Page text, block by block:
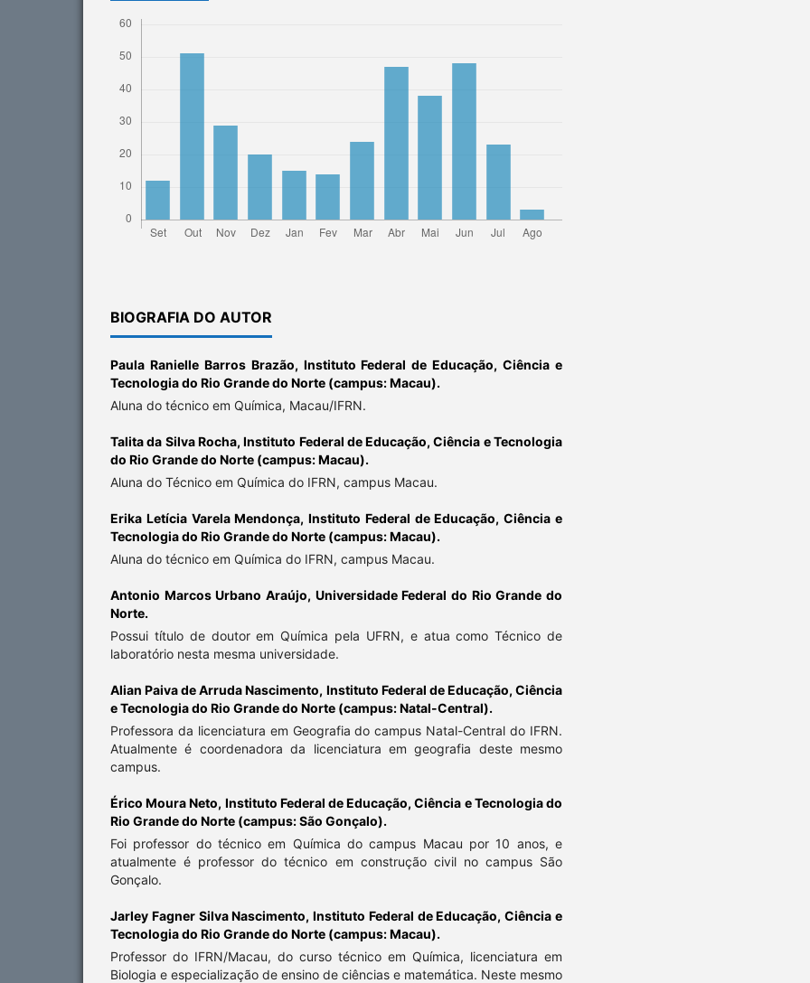
BIOGRAFIA DO AUTOR
Paula Ranielle Barros Brazão, Instituto Federal de Educação, Ciência e
Tecnologia do Rio Grande do Norte (campus: Macau).
Aluna do técnico em Química, Macau/IFRN.
Talita da Silva Rocha,Instituto Federal de Educação, Ciência e Tecnologia
do Rio Grande do Norte (campus: Macau).
Aluna do Técnico em Química do IFRN, campus Macau.
Erika Letícia Varela Mendonça,Instituto Federal de Educação, Ciência e
Tecnologia do Rio Grande do Norte (campus: Macau).
Aluna do técnico em Química do IFRN, campus Macau.
Antonio Marcos Urbano Araújo, Universidade Federal do Rio Grande do
Norte.
Possui título de doutor em Química pela UFRN, e atua como Técnico de
laboratório nesta mesma universidade.
Alian Paiva de Arruda Nascimento, Instituto Federal de Educação, Ciência
e Tecnologia do Rio Grande do Norte (campus: Natal-Central).
Professora da licenciatura em Geografia do campus Natal-Central do IFRN.
Atualmente é coordenadora da licenciatura em geografia deste mesmo
campus.
Érico Moura Neto, Instituto Federal de Educação, Ciência e Tecnologia do
Rio Grande do Norte (campus: São Gonçalo).
Foi professor do técnico em Química do campus Macau por 10 anos, e
atualmente é professor do técnico em construção civil no campus São
Gonçalo.
Jarley Fagner Silva Nascimento,Instituto Federal de Educação, Ciência e
Tecnologia do Rio Grande do Norte (campus: Macau).
Professor do IFRN/Macau, do curso técnico em Química, licenciatura em
Biologia e especialização de ensino de ciências e matemática. Neste mesmo